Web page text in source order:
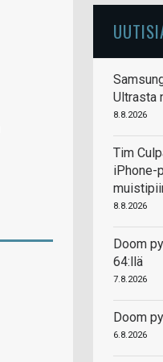
Ultrasta
8.8.2026
Tim
iPhone-
8.8.2026
Doom
64:llä
7.8.2026
Doom
6.8.2026